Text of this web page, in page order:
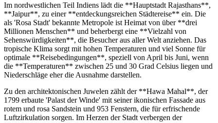
Im nordwestlichen Teil Indiens lädt die **Hauptstadt Rajasthans**,
**Jaipur**, zu einer **entdeckungsreichen Städtereise** ein. Die
als 'Rosa Stadt' bekannte Metropole ist Heimat von über **drei
Millionen Menschen** und beherbergt eine **Vielzahl von
Sehenswürdigkeiten**, die Besucher aus aller Welt anziehen. Das
tropische Klima sorgt mit hohen Temperaturen und viel Sonne für
optimale **Reisebedingungen**, speziell von April bis Juni, wenn
die **Temperaturen** zwischen 25 und 30 Grad Celsius liegen und
Niederschläge eher die Ausnahme darstellen.
Zu den architektonischen Juwelen zählt der **Hawa Mahal**, der
1799 erbaute 'Palast der Winde' mit seiner ikonischen Fassade aus
rotem und rosa Sandstein und 953 Fenstern, die für erfrischende
Luftzirkulation sorgen. Im Herzen der Stadt verbergen der